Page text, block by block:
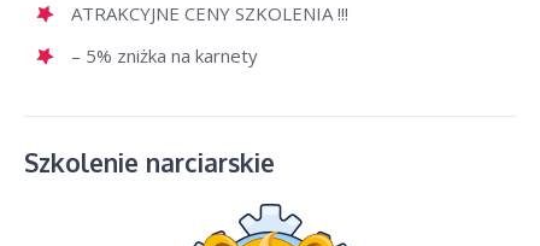
ATRAKCYJNE CENY SZKOLENIA !!!
– 5% zniżka na karnety
Szkolenie narciarskie